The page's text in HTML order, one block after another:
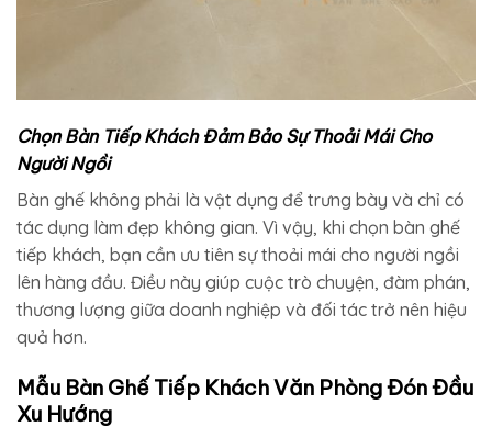
Chọn Bàn Tiếp Khách Đảm Bảo Sự Thoải Mái Cho
Người Ngồi
Bàn ghế không phải là vật dụng để trưng bày và chỉ có
tác dụng làm đẹp không gian. Vì vậy, khi chọn bàn ghế
tiếp khách, bạn cần ưu tiên sự thoải mái cho người ngồi
lên hàng đầu. Điều này giúp cuộc trò chuyện, đàm phán,
thương lượng giữa doanh nghiệp và đối tác trở nên hiệu
quả hơn.
Mẫu Bàn Ghế Tiếp Khách Văn Phòng Đón Đầu
Xu Hướng